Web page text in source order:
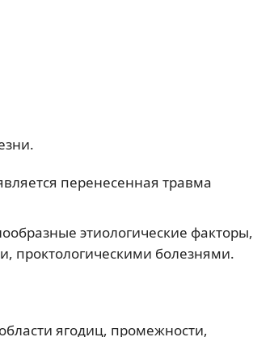
перенесенная травма
этиологические факторы,
проктологическими болезнями.
ягодиц, промежности,